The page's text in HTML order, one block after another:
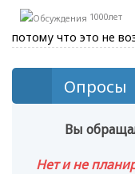
1000лет
потому что это не
Опросы
Вы
Нет и не